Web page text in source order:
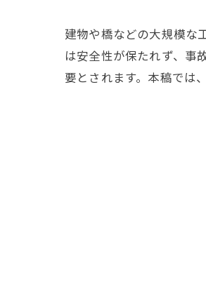
建物や橋などの大規模な
は安全性が保たれず、事
要とされます。本稿では